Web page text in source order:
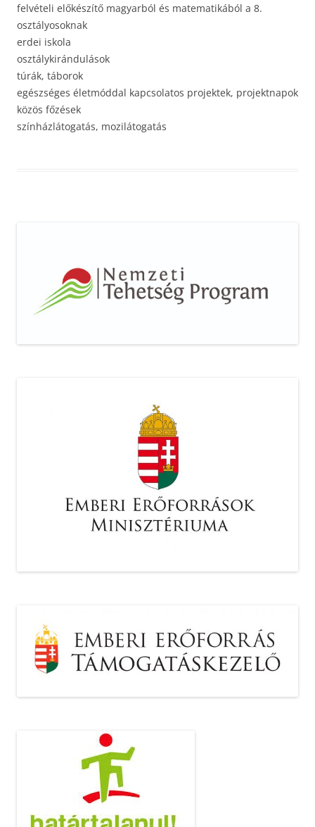
felvételi előkészítő magyarból és matematikából a 8.
osztályosoknak
erdei iskola
osztálykirándulások
túrák, táborok
egészséges életmóddal kapcsolatos projektek, projektnapok
közös főzések
színházlátogatás, mozilátogatás